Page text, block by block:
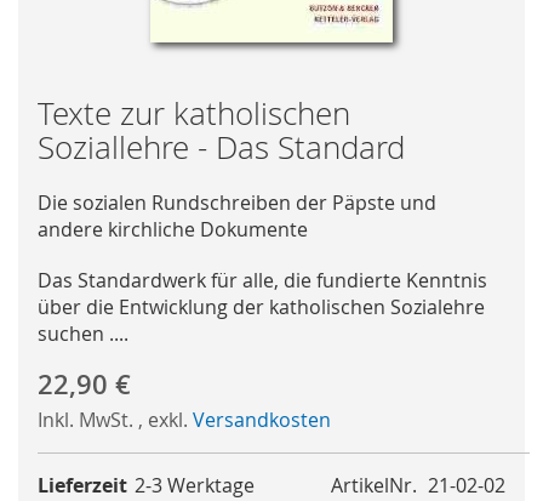
Skip
to
the
of
the
gallery
Texte zur katholischen
Soziallehre - Das Standard
Die sozialen Rundschreiben der Päpste und
andere kirchliche Dokumente
Das Standardwerk für alle, die fundierte Kenntnis
über die Entwicklung der katholischen Sozialehre
suchen ....
22,90 €
Inkl. MwSt. , exkl. Versandkosten
ArtikelNr. 21-02-02
Lieferzeit 2-3 Werktage